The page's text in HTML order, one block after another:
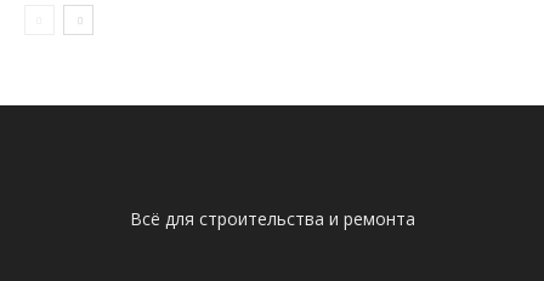
Всё для строительства и ремонта